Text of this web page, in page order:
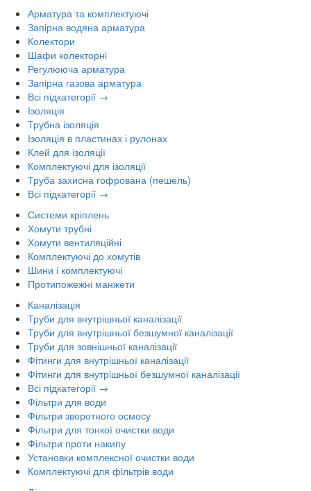
Арматура та комплектуючі
Запірна водяна арматура
Колектори
Шафи колекторні
Регулююча арматура
Запірна газова арматура
Всі підкатегорії →
Ізоляція
Трубна ізоляція
Ізоляція в пластинах і рулонах
Клей для ізоляції
Комплектуючі для ізоляції
Труба захисна гофрована (пешель)
Всі підкатегорії →
Системи кріплень
Хомути трубні
Хомути вентиляційні
Комплектуючі до хомутів
Шини і комплектуючі
Протипожежні манжети
Каналізація
Труби для внутрішньої каналізації
Труби для внутрішньої безшумної каналізації
Труби для зовнішньої каналізації
Фітинги для внутрішньої каналізації
Фітинги для внутрішньої безшумної каналізації
Всі підкатегорії →
Фільтри для води
Фільтри зворотного осмосу
Фільтри для тонкої очистки води
Фільтри проти накипу
Установки комплексної очистки води
Комплектуючі для фільтрів води